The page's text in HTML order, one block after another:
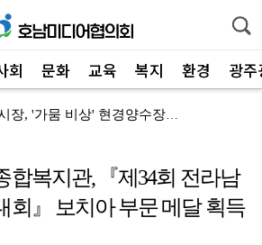
회 문화 교육 복지 환경 광
민형배 전남광주특별시장, '가뭄 비상' 현경양수장 용수...
전남광주특별시 '영농형태양광' 시동… 시·군 협력 간담...
전남광주특별시 광산구, 여름 '식중독 비상' 예방 캠페...
합복지관, 『제34회 전라남
회』 보치아 부문 메달 획득